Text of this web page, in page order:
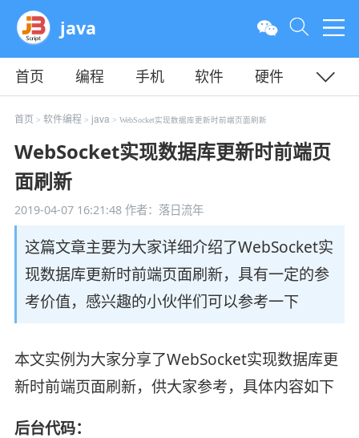
java
首页 编程 手机 软件
硬件
教程
平面 服务器
首页 > 软件编程 > java> WebSocket实现数据库更新时前端页面刷新
WebSocket实现数据库更新时前端页
面刷新
2019-04-07 16:21:48作者：落日流年
这篇文章主要为大家详细介绍了WebSocket实
现数据库更新时前端页面刷新，具有一定的参
考价值，感兴趣的小伙伴们可以参考一下
本文实例为大家分享了WebSocket实现数据库更
新时前端页面刷新，供大家参考，具体内容如下
后台代码：